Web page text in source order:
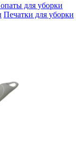
для уборки
Печатки для уборки